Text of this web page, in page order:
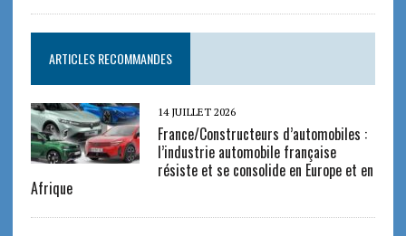
ARTICLES RECOMMANDES
14 JUILLET 2026
France/Constructeurs d’automobiles :
l’industrie automobile française
résiste et se consolide en Europe et en
Afrique